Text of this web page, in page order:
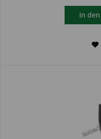
In den